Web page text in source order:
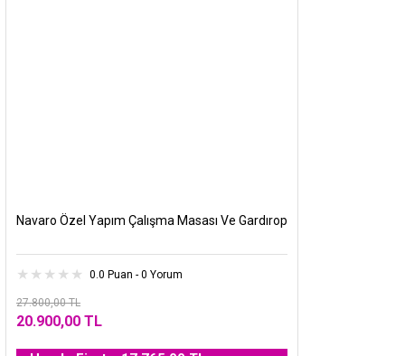
Navaro Özel Yapım Çalışma Masası Ve Gardırop
0.0 Puan - 0 Yorum
27.800,00 TL
20.900,00 TL